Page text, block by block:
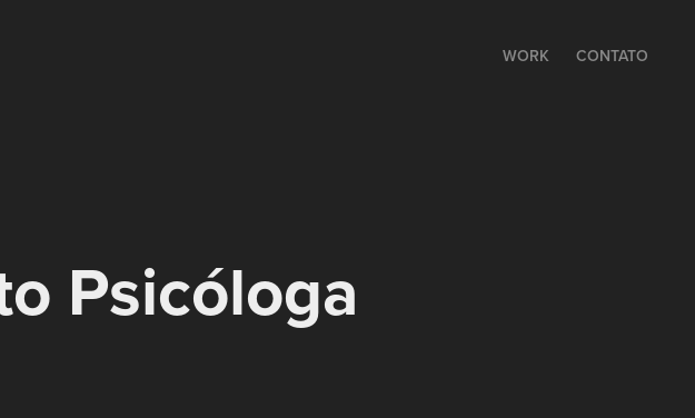
WORK CONTATO
Psicóloga